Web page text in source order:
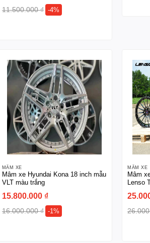
11.500.000₫ -4%
MÂM XE
Mâm xe Hyundai Kona 18 inch mẫu
VLT màu trắng
15.800.000 ₫
16.000.000₫ -1%
MÂM XE
Mâm
Lenso